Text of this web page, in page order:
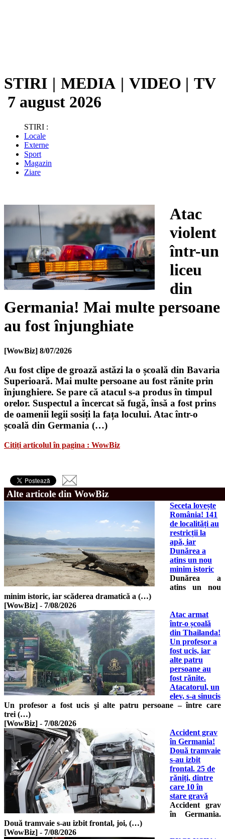
STIRI | MEDIA | VIDEO | TV
7 august 2026
STIRI :
Locale
Externe
Sport
Magazin
Ziare
Atac
violent
într-un
liceu
din
Germania! Mai multe persoane
au fost înjunghiate
[WowBiz] 8/07/2026
Au fost clipe de groază astăzi la o școală din Bavaria
Superioară. Mai multe persoane au fost rănite prin
înjunghiere. Se pare că atacul s-a produs în timpul
orelor. Suspectul a încercat să fugă, însă a fost prins
de oamenii legii sosiți la fața locului. Atac într-o
școală din Germania (…)
Citiți articolul în pagina : WowBiz
Alte articole din WowBiz
Seceta lovește
România! 141
de localități au
restricții la
apă, iar
Dunărea a
atins un nou
minim istoric
Dunărea a
atins un nou
minim istoric, iar scăderea dramatică a (…)
[WowBiz] - 7/08/2026
Atac armat
într-o școală
din Thailanda!
Un profesor a
fost ucis, iar
alte patru
persoane au
fost rănite.
Atacatorul, un
elev, s-a sinucis
Un profesor a fost ucis şi alte patru persoane – între care
trei (…)
[WowBiz] - 7/08/2026
Accident grav
în Germania!
Două tramvaie
s-au izbit
frontal. 25 de
răniți, dintre
care 10 în
stare gravă
Accident grav
în Germania.
Două tramvaie s-au izbit frontal, joi, (…)
[WowBiz] - 7/08/2026